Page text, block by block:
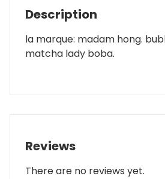
Description
la marque: madam hong.
matcha lady boba.
Reviews
There are no reviews yet.